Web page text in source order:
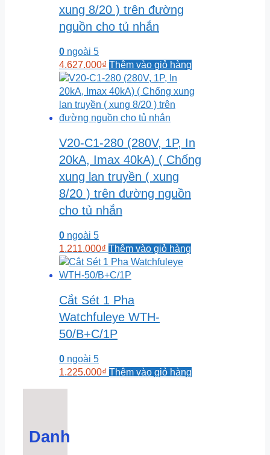
xung 8/20 ) trên đường
nguồn cho tủ nhắn
0 ngoài 5
4.627.000₫ Thêm vào giỏ hàng
V20-C1-280 (280V, 1P, In
20kA, Imax 40kA) ( Chống
xung lan truyền ( xung
8/20 ) trên đường nguồn
cho tủ nhắn
0 ngoài 5
1.211.000₫ Thêm vào giỏ hàng
Cắt Sét 1 Pha
Watchfuleye WTH-
50/B+C/1P
0 ngoài 5
1.225.000₫ Thêm vào giỏ hàng
Danh